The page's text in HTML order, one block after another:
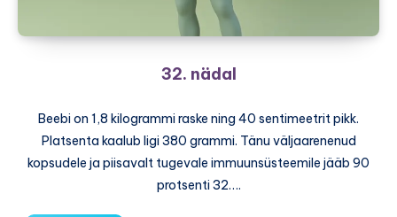
32. nädal
Beebi on 1,8 kilogrammi raske ning 40 sentimeetrit pikk.
Platsenta kaalub ligi 380 grammi. Tänu väljaarenenud
kopsudele ja piisavalt tugevale immuunsüsteemile jääb 90
protsenti 32….